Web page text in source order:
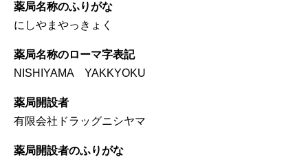
薬局名称のふりがな
にしやまやっきょく
薬局名称のローマ字表記
NISHIYAMA YAKKYOKU
薬局開設者
有限会社ドラッグニシヤマ
薬局開設者のふりがな